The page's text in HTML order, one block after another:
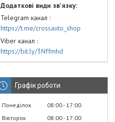
Telegram канал
https://t.me/crossauto_shop
Viber канал
https://bit.ly/3Nffmhd
Графік роботи
Понеділок 08:00 17:00
Вівторок
08:00 17:00